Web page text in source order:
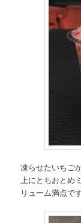
凍らせたいちご
上にとちおとめ
リューム満点で